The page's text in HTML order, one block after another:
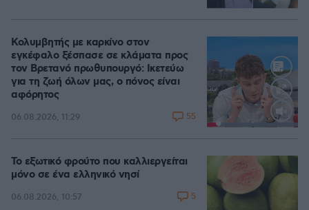
Loaded
Κολυμβητής με καρκίνο στον
εγκέφαλο ξέσπασε σε κλάματα προς
τον Βρετανό πρωθυπουργό: Ικετεύω
για τη ζωή όλων μας, ο πόνος είναι
αφόρητος
06.08.2026, 11:29 55
Το εξωτικό φρούτο που καλλιεργείται
μόνο σε ένα ελληνικό νησί
06.08.2026, 10:57 5